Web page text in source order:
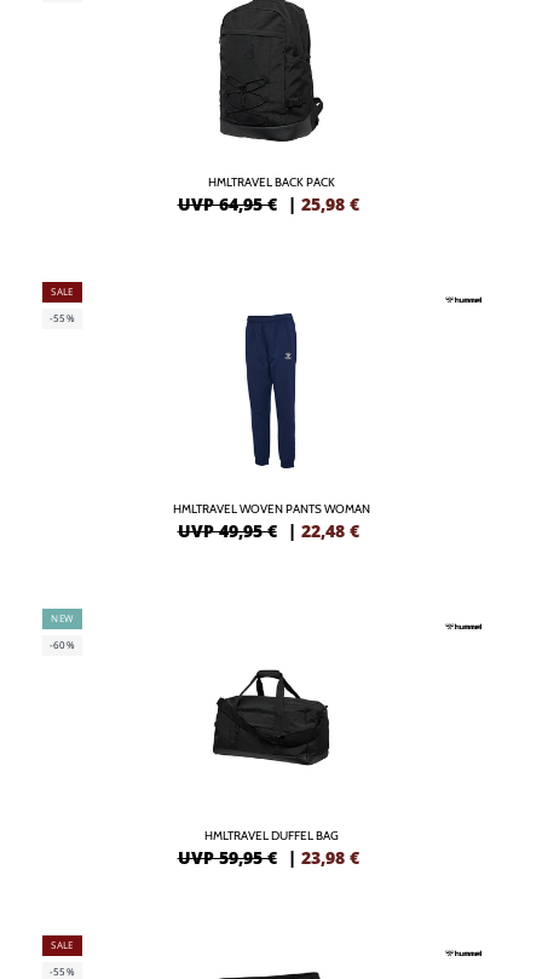
HMLTRAVEL BACK PACK
UVP 64,95 € | 25,98 €
SALE
-55%
HMLTRAVEL WOVEN PANTS WOMAN
UVP 49,95 € | 22,48 €
NEW
-60%
HMLTRAVEL DUFFEL BAG
UVP 59,95 € | 23,98 €
SALE
-55%